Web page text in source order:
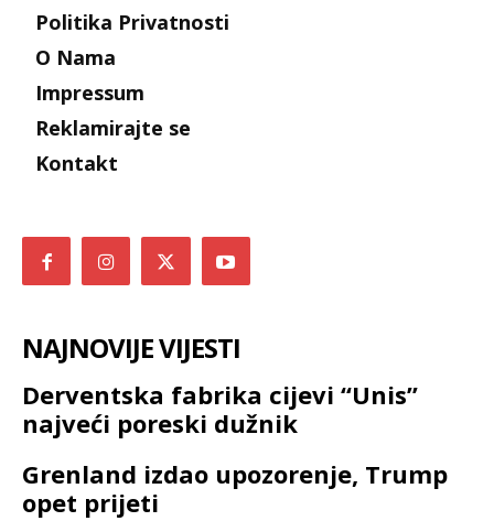
Politika Privatnosti
O Nama
Impressum
Reklamirajte se
Kontakt
NAJNOVIJE VIJESTI
Derventska fabrika cijevi “Unis”
najveći poreski dužnik
Grenland izdao upozorenje, Trump
opet prijeti